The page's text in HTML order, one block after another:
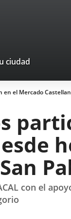
ciudad
el Mercado
con el